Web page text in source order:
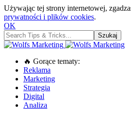
Używając tej strony internetowej,
prywatności i plików cookies.
OK
🔥 Gorące tematy:
Reklama
Marketing
Strategia
Digital
Analiza